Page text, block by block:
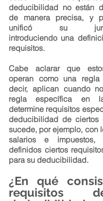
deducibilidad no están
de manera precisa, y
unificó su
introduciendo una
requisitos.
Cabe aclarar que
operan como una regla
decir, aplican cuando
regla específica en
determine requisitos
deducibilidad de ciertos
sucede, por ejemplo, con
salarios e impuestos,
definidos ciertos
para su deducibilidad.
¿En qué
requisitos